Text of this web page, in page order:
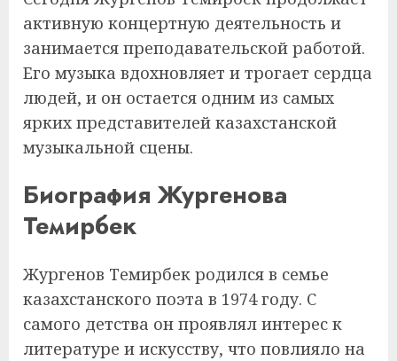
активную концертную деятельность и
занимается преподавательской работой.
Его музыка вдохновляет и трогает сердца
людей, и он остается одним из самых
ярких представителей казахстанской
музыкальной сцены.
Биография Жургенова
Темирбек
Жургенов Темирбек родился в семье
казахстанского поэта в 1974 году. С
самого детства он проявлял интерес к
литературе и искусству, что повлияло на